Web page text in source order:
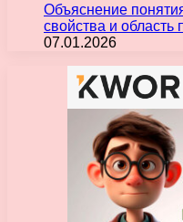
Объяснение
свойства и
07.01.2026